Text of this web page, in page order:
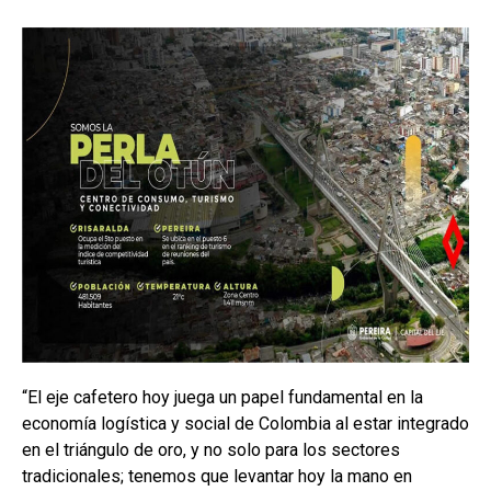
“El eje cafetero hoy juega un papel fundamental en la
economía logística y social de Colombia al estar integrado
en el triángulo de oro, y no solo para los sectores
tradicionales; tenemos que levantar hoy la mano en